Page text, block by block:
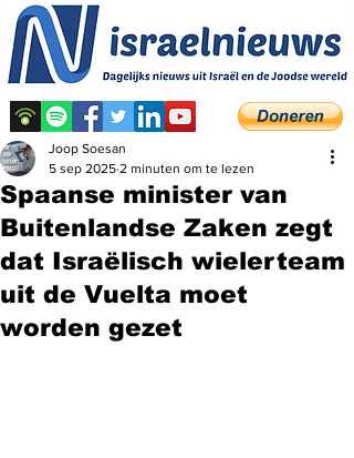
Spaanse minister van
Buitenlandse Zaken zegt
dat Israëlisch wielerteam
uit de Vuelta moet
worden gezet
Joop Soesan
5 sep 2025 2 minuten om te lezen